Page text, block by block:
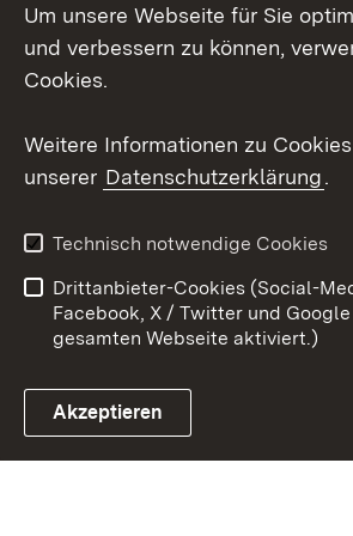
Facebook
Link zum Landesportal
Barrierefreiheit
Kontakt
Cookies
Um unsere Webseite für Sie
und verbessern zu können,
Cookies.
Weitere Informationen zu
unserer Datenschutzerklärung.
Technisch notwendige Cookies
Drittanbieter-Cookies (Social-
Facebook, X / Twitter und
gesamten Webseite aktiviert.)
Akzeptieren